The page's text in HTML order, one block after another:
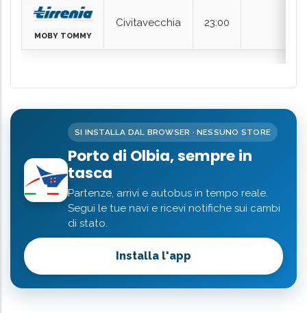
Porto di Olbia, sempre in
tasca
Partenze, arrivi e autobus in tempo reale.
Segui le tue navi e ricevi notifiche sui cambi
di stato.
Installa l'app
Mezzi Pubblici Da/per Il